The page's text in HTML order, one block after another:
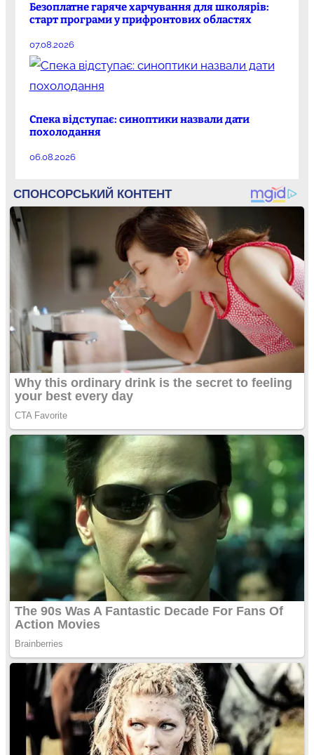
Безоплатне гаряче харчування для школярів:
старт програми у прифронтових областях
07.08.2026
Спека відступає: синоптики назвали дати
похолодання
06.08.2026